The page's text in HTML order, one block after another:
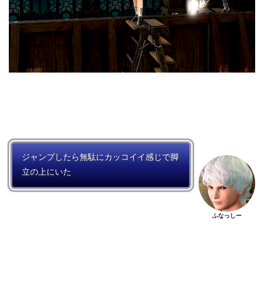
ジャンプしたら無駄にカッコイイ感じで脚
立の上にいた
ふなっしー